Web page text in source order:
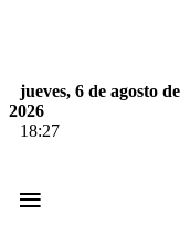
jueves, 6 de agosto de
2026
18:27
≡